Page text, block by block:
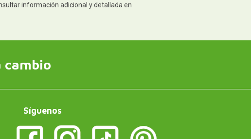
información adicional y detallada en
cambio
Síguenos